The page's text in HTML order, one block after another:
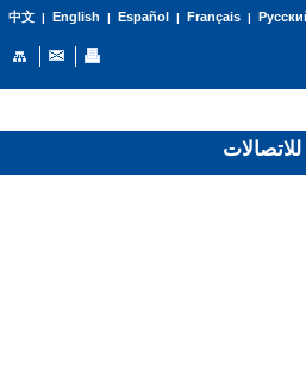
中文| English | Español | Français|